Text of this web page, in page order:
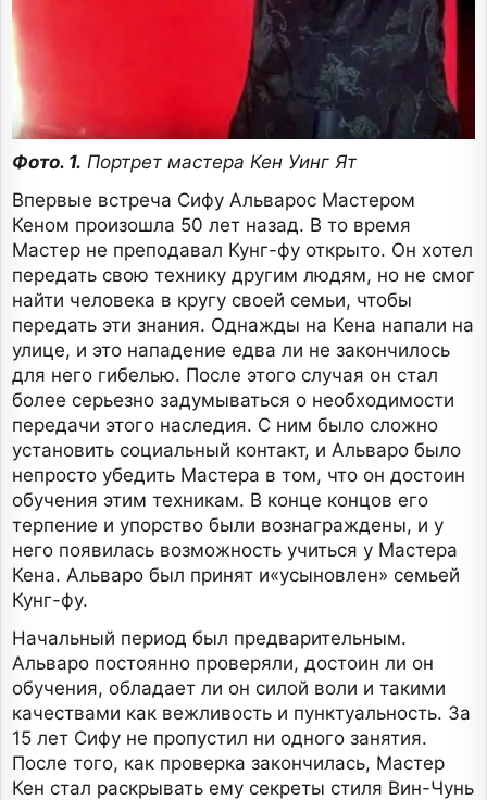
Фото. 1. Портрет мастера Кен Уинг Ят
Впервые встреча Сифу Альварос Мастером
Кеном произошла 50 лет назад. В то время
Мастер не преподавал Кунг-фу открыто. Он хотел
передать свою технику другим людям, но не смог
найти человека в кругу своей семьи, чтобы
передать эти знания. Однажды на Кена напали на
улице, и это нападение едва ли не закончилось
для него гибелью. После этого случая он стал
более серьезно задумываться о необходимости
передачи этого наследия. С ним было сложно
установить социальный контакт, и Альваро было
непросто убедить Мастера в том, что он достоин
обучения этим техникам. В конце концов его
терпение и упорство были вознаграждены, и у
него появилась возможность учиться у Мастера
Кена. Альваро был принят и«усыновлен» семьей
Кунг-фу.
Начальный период был предварительным.
Альваро постоянно проверяли, достоин ли он
обучения, обладает ли он силой воли и такими
качествами как вежливость и пунктуальность. За
15 лет Сифу не пропустил ни одного занятия.
После того, как проверка закончилась, Мастер
Кен стал раскрывать ему секреты стиля Вин-Чунь